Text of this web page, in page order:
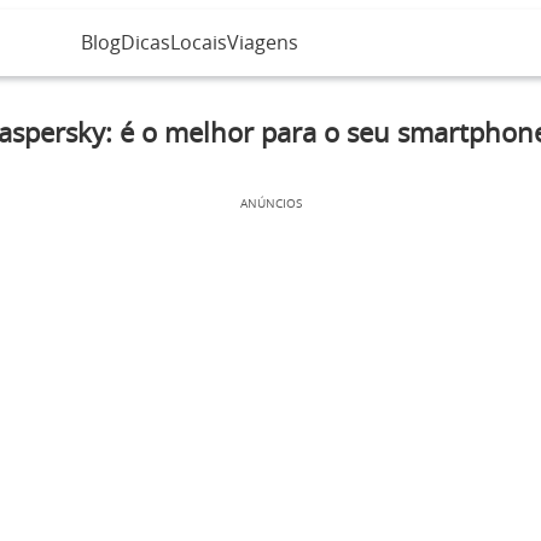
BlogDicas LocaisViagens
é o melhor para o seu
ANÚNCIOS